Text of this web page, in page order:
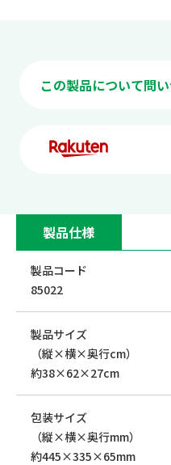
製品仕様
製品コード
85022
製品サイズ
（縦×横×奥行cm）
約38×62×27cm
包装サイズ
（縦×横×奥行mm）
約445×335×65mm
この製品について問